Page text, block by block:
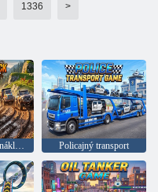
1336 >
Jazda terénneho nákladného auta Policajný transport